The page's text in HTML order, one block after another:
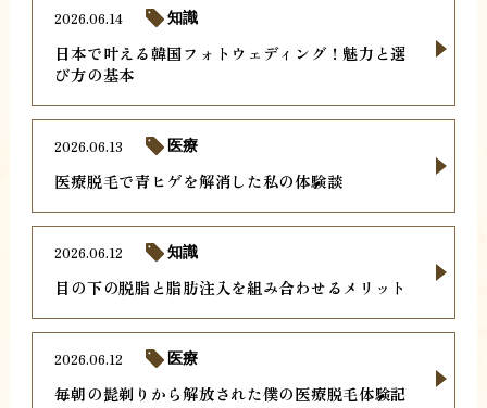
日本で叶える韓国フォトウェディング！魅力と選
び方の基本
2026.06.14 知識
医療脱毛で青ヒゲを解消した私の体験談
2026.06.13 医療
目の下の脱脂と脂肪注入を組み合わせるメリット
2026.06.12 知識
毎朝の髭剃りから解放された僕の医療脱毛体験記
2026.06.12 医療